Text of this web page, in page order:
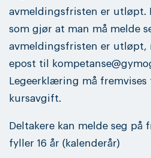
avmeldingsfristen er utløpt.
som gjør at man må melde
avmeldingsfristen er utløpt,
epost til
Legeerklæring må fremvises
kursavgift.
Deltakere kan melde seg på
fyller 16 år (kalenderår)